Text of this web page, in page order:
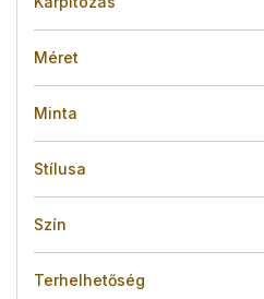
Méret
Minta
Stílusa
Szín
Terhelhetőség